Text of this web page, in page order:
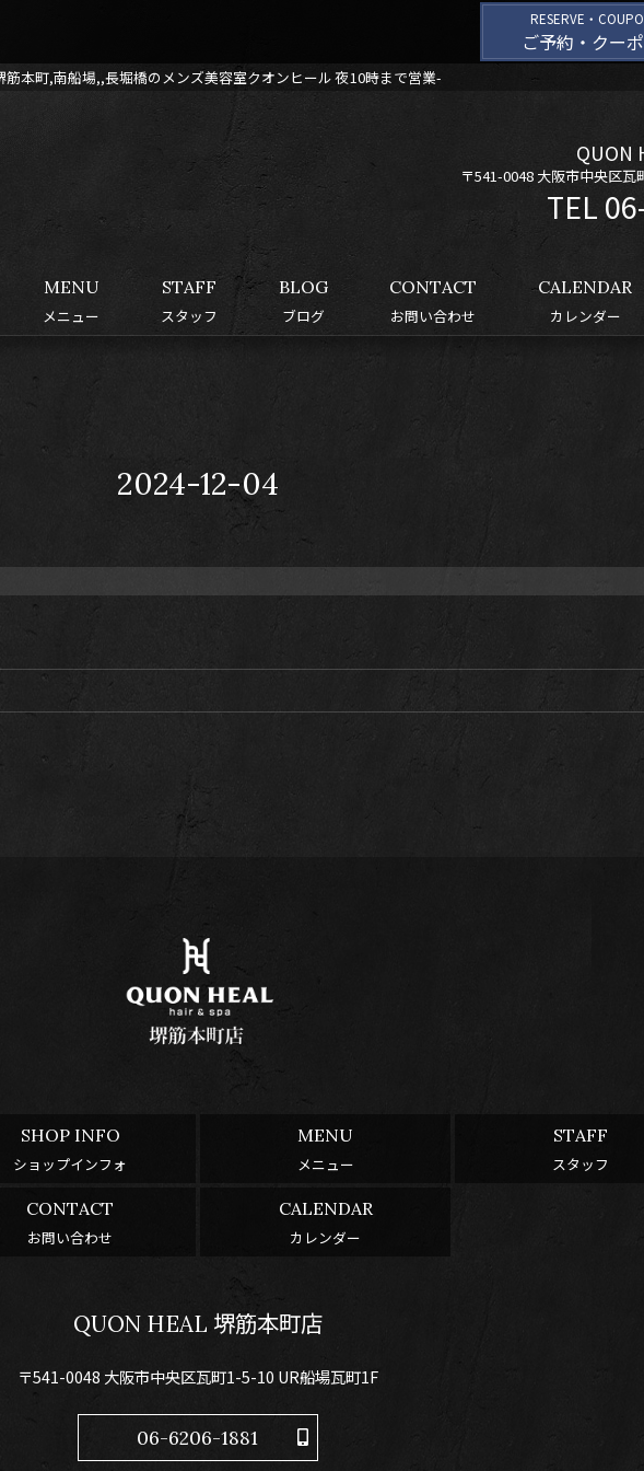
RESERVE・
ご予約・クー
筋本町,南船場,,長堀橋のメンズ美容室クオンヒール 夜10時まで営業-
QUON
〒541-0048 大阪市中央区
MENU
メニュー
STAFF
スタッフ
BLOG
ブログ
CONTACT
お問い合わせ
CALENDAR
カレンダー
2024-12-04
SHOP INFO
ショップインフォ
MENU
メニュー
STAFF
スタッフ
CONTACT
お問い合わせ
CALENDAR
カレンダー
QUON HEAL 堺筋本町店
〒541-0048 大阪市中央区瓦町1-5-10 UR船場瓦町1F
06-6206-1881